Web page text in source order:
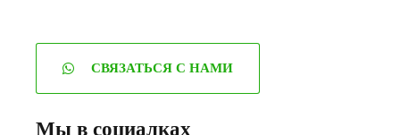
СВЯЗАТЬСЯ С НАМИ
Мы в социалках